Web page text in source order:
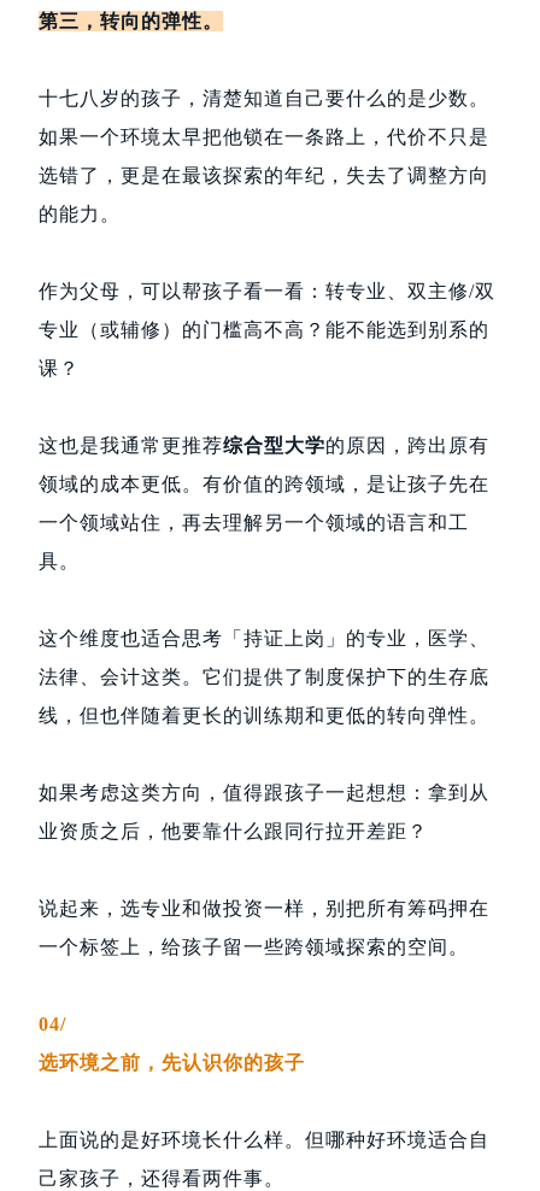
第三，转向的弹性。
十七八岁的孩子，清楚知道自己要什么的是少数。
如果一个环境太早把他锁在一条路上，代价不只是
选错了，更是在最该探索的年纪，失去了调整方向
的能力。
作为父母，可以帮孩子看一看：转专业、双主修/双
专业（或辅修）的门槛高不高？能不能选到别系的
课？
这也是我通常更推荐综合型大学的原因，跨出原有
领域的成本更低。有价值的跨领域，是让孩子先在
一个领域站住，再去理解另一个领域的语言和工
具。
这个维度也适合思考「持证上岗」的专业，医学、
法律、会计这类。它们提供了制度保护下的生存底
线，但也伴随着更长的训练期和更低的转向弹性。
如果考虑这类方向，值得跟孩子一起想想：拿到从
业资质之后，他要靠什么跟同行拉开差距？
说起来，选专业和做投资一样，别把所有筹码押在
一个标签上，给孩子留一些跨领域探索的空间。
04/
选环境之前，先认识你的孩子
上面说的是好环境长什么样。但哪种好环境适合自
己家孩子，还得看两件事。